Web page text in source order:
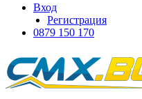
Вход
Регистрация
0879 150 170